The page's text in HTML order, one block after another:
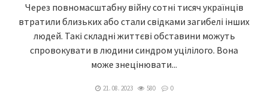
Через повномасштабну війну сотні тисяч українців
втратили близьких або стали свідками загибелі інших
людей. Такі складні життєві обставини можуть
спровокувати в людини синдром уцілілого. Вона
може знецінювати...
21. 08. 2023 580 0